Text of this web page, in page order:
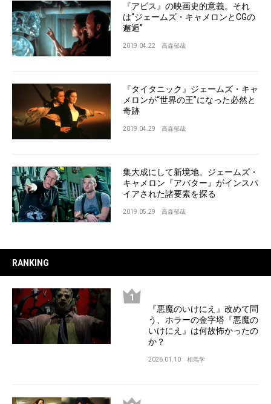
『アビス』の映画史的意義。それ
は“ジェームズ・キャメロンとCGの
邂逅”
2019.04.22 高森郁哉
『タイタニック』ジェームズ・キャ
メロンが“世界の王”になった必然と
奇跡
2019.04.29 高森郁哉
集大成にして新境地。ジェームズ・
キャメロン『アバター』がインスパ
イアされた諸要素を探る
2019.05.29 高森郁哉
RANKING
『悪魔のいけにえ』改めて問
う、ホラーの金字塔『悪魔の
いけにえ』は何故怖かったの
か？
2026.01.10 相馬学